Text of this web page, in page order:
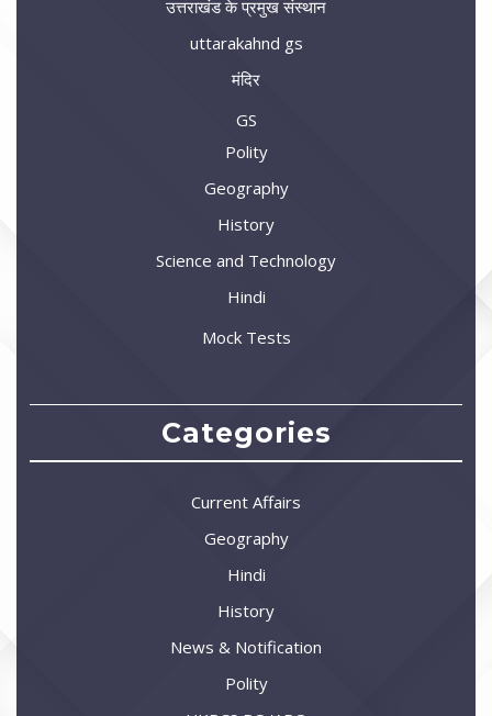
उत्तराखंड के प्रमुख संस्थान
uttarakahnd gs
मंदिर
GS
Polity
Geography
History
Science and Technology
Hindi
Mock Tests
Categories
Current Affairs
Geography
Hindi
History
News & Notification
Polity